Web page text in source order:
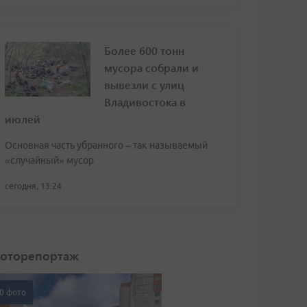
Более 600 тонн
мусора собрали и
вывезли с улиц
Владивостока в
июлей
Основная часть убранного – так называемый
«случайный» мусор
сегодня, 13:24
фото